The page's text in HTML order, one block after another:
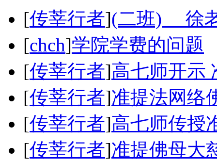
[传莘行者](二班) 徐
[chch]学院学费的问题
[传莘行者]高七师开示
[传莘行者]准提法网络
[传莘行者]高七师传授
[传莘行者]准提佛母大